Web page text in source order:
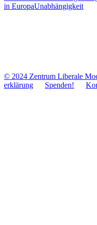
in EuropaUnabhängigkeit
© 2024 Zentrum Libe­rale
er­klä­rung
Spenden!